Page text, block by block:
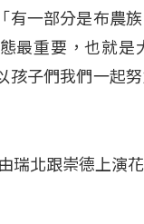
一部分是布農
最重要，也就
子們我們一起
瑞北跟崇德上演